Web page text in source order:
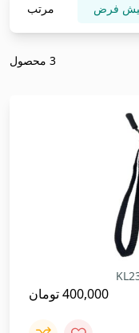
فرض مرتب
3 محصول
400,000تومان